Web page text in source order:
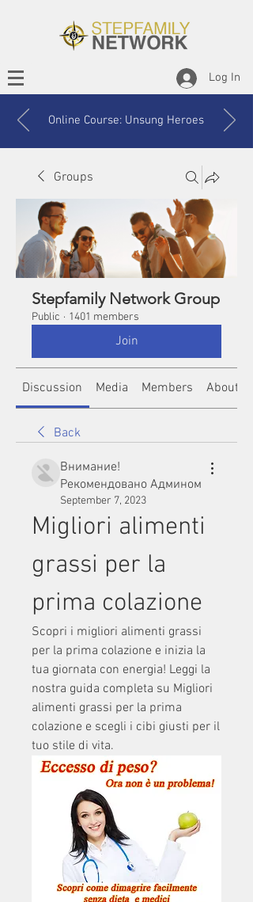
Log In
Online Course: Unsung Heroes
Groups
Stepfamily Network Group
Public · 1401 members
Join
Discussion Media Members About
Back
Внимание!
Рекомендовано Админом
September 7, 2023
Migliori alimenti
grassi per la
prima colazione
Scopri i migliori alimenti grassi
per la prima colazione e inizia la
tua giornata con energia! Leggi la
nostra guida completa su Migliori
alimenti grassi per la prima
colazione e scegli i cibi giusti per il
tuo stile di vita.